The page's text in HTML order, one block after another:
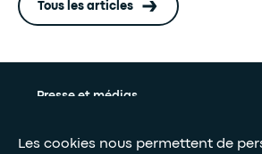
Les cookies nous permettent de
Tous les articles
Presse et médias